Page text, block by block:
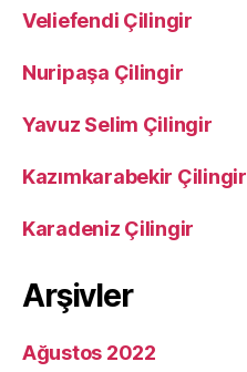
Veliefendi Çilingir
Nuripaşa Çilingir
Yavuz Selim Çilingir
Kazımkarabekir Çilingir
Karadeniz Çilingir
Arşivler
Ağustos 2022